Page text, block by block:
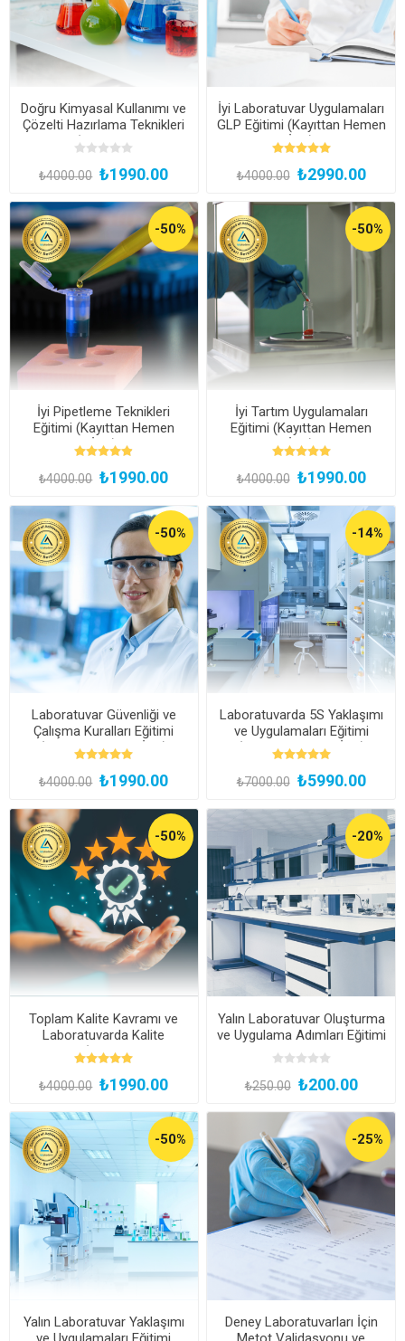
Doğru Kimyasal Kullanımı ve
Çözelti Hazırlama Teknikleri
Eğitimi (Kayıttan Hemen
İzle)
₺4000.00 ₺1990.00
İyi Laboratuvar Uygulamaları
GLP Eğitimi (Kayıttan Hemen
İzle)
₺4000.00 ₺2990.00
-50%
İyi Pipetleme Teknikleri
Eğitimi (Kayıttan Hemen
İzle)
₺4000.00 ₺1990.00
-50%
İyi Tartım Uygulamaları
Eğitimi (Kayıttan Hemen
İzle)
₺4000.00 ₺1990.00
-50%
Laboratuvar Güvenliği ve
Çalışma Kuralları Eğitimi
(Kayıttan Hemen İzle)
₺4000.00 ₺1990.00
-14%
Laboratuvarda 5S Yaklaşımı
ve Uygulamaları Eğitimi
(Kayıttan Hemen İzle)
₺7000.00 ₺5990.00
-50%
Toplam Kalite Kavramı ve
Laboratuvarda Kalite
Yaklaşımı (Kayıttan Hemen
İzle)
₺4000.00 ₺1990.00
-20%
Yalın Laboratuvar Oluşturma
ve Uygulama Adımları Eğitimi
₺250.00 ₺200.00
-50%
Yalın Laboratuvar Yaklaşımı
-25%
Deney Laboratuvarları İçin